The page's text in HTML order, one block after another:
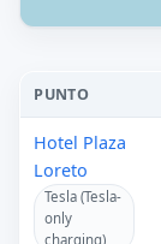
PUNTO
Hotel Plaza
Loreto
Tesla (Tesla-
only
charging)